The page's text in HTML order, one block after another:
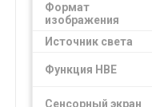
Формат
изображения
Источник света
Функция HBE
Сенсорный экран